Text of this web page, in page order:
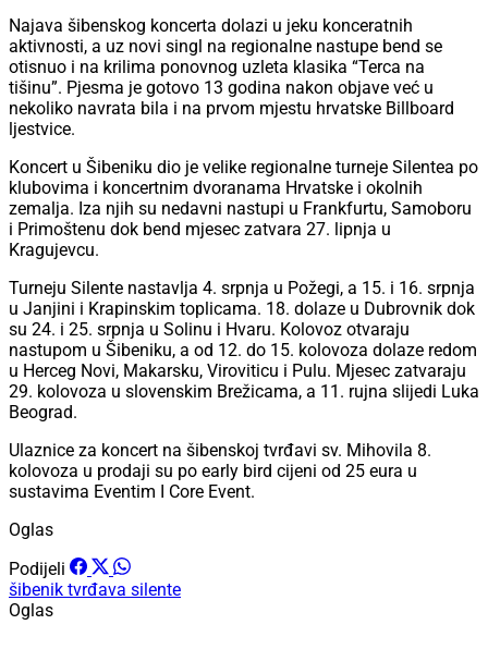
Najava šibenskog koncerta dolazi u jeku konceratnih
aktivnosti, a uz novi singl na regionalne nastupe bend se
otisnuo i na krilima ponovnog uzleta klasika “Terca na
tišinu”. Pjesma je gotovo 13 godina nakon objave već u
nekoliko navrata bila i na prvom mjestu hrvatske Billboard
ljestvice.
Koncert u Šibeniku dio je velike regionalne turneje Silentea po
klubovima i koncertnim dvoranama Hrvatske i okolnih
zemalja. Iza njih su nedavni nastupi u Frankfurtu, Samoboru
i Primoštenu dok bend mjesec zatvara 27. lipnja u
Kragujevcu.
Turneju Silente nastavlja 4. srpnja u Požegi, a 15. i 16. srpnja
u Janjini i Krapinskim toplicama. 18. dolaze u Dubrovnik dok
su 24. i 25. srpnja u Solinu i Hvaru. Kolovoz otvaraju
nastupom u Šibeniku, a od 12. do 15. kolovoza dolaze redom
u Herceg Novi, Makarsku, Viroviticu i Pulu. Mjesec zatvaraju
29. kolovoza u slovenskim Brežicama, a 11. rujna slijedi Luka
Beograd.
Ulaznice za koncert na šibenskoj tvrđavi sv. Mihovila 8.
kolovoza u prodaji su po early bird cijeni od 25 eura u
sustavima Eventim I Core Event.
Oglas
Podijeli
šibenik tvrđava silente
Oglas